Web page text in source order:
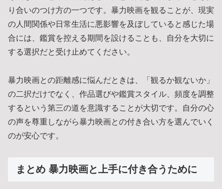
り合いのつけ方の一つです。暴力映画を観ることが、現実
の人間関係や日常生活に悪影響を及ぼしていると感じた場
合には、鑑賞を控える期間を設けることも、自分を大切に
する選択だと受け止めてください。
暴力映画との距離感に悩んだときは、「観るか観ないか」
の二択だけでなく、作品選びや鑑賞スタイル、頻度を調整
するという第三の道を意識することが大切です。自分の心
の声を尊重しながら暴力映画との付き合い方を選んでいく
のが安心です。
まとめ 暴力映画と上手に付き合うために